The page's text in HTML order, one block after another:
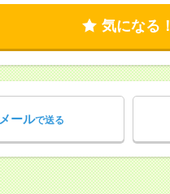
気になる！
メールで送る